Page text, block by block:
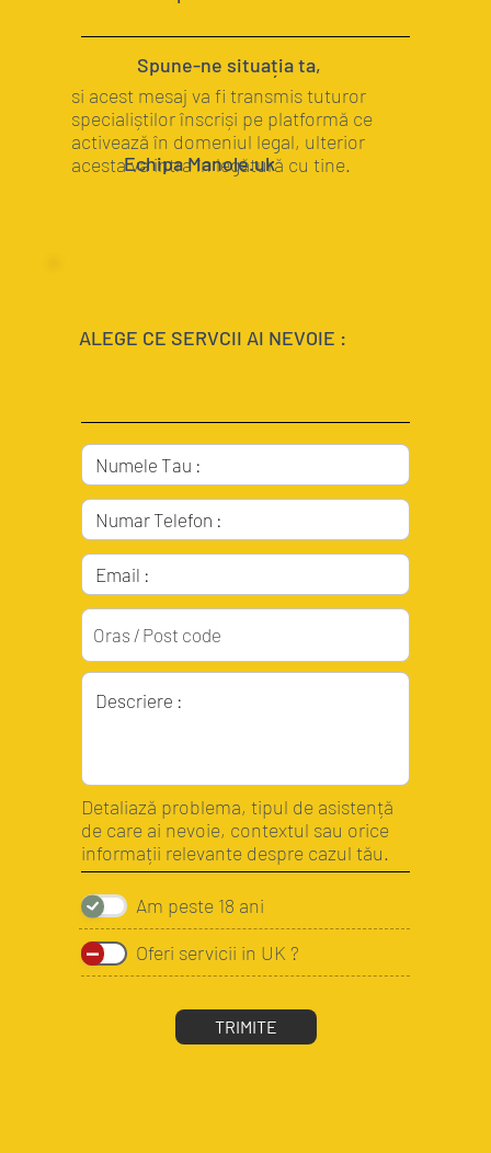
Spune-ne situația ta,
si acest mesaj va fi transmis tuturor
specialiștilor înscriși pe platformă ce
activează în domeniul legal, ulterior
acesta va intra în legătură cu tine.
Echipa Manole.uk
ALEGE CE SERVCII AI NEVOIE :
Detaliază problema, tipul de asistență
de care ai nevoie, contextul sau orice
informații relevante despre cazul tău.
Am peste 18 ani
Oferi servicii in UK ?
TRIMITE